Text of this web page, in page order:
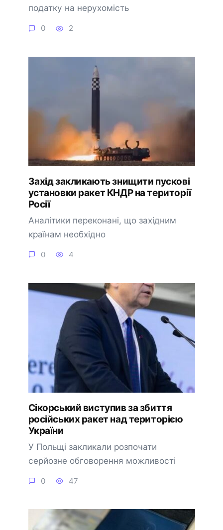
податку на нерухомість
0 2
Захід закликають знищити пускові
установки ракет КНДР на території
Росії
Аналітики переконані, що західним
країнам необхідно
0 4
Сікорський виступив за збиття
російських ракет над територією
України
У Польщі закликали розпочати
серйозне обговорення можливості
0 47